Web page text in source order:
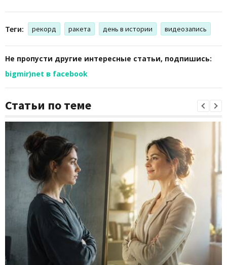
Теги: рекорд ракета день в истории видеозапись
Не пропусти другие интересные статьи, подпишись:
bigmir)net в facebook
Статьи по теме